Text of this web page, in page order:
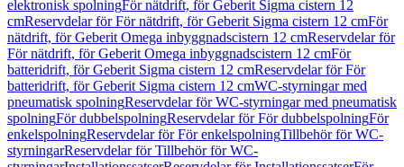
elektronisk spolningFör nätdrift, för Geberit Sigma cistern 12
cmReservdelar för För nätdrift, för Geberit Sigma cistern 12 cmFör
nätdrift, för Geberit Omega inbyggnadscistern 12 cmReservdelar för
För nätdrift, för Geberit Omega inbyggnadscistern 12 cmFör
batteridrift, för Geberit Sigma cistern 12 cmReservdelar för För
batteridrift, för Geberit Sigma cistern 12 cmWC-styrningar med
pneumatisk spolningReservdelar för WC-styrningar med pneumatisk
spolningFör dubbelspolningReservdelar för För dubbelspolningFör
enkelspolningReservdelar för För enkelspolningTillbehör för WC-
styrningarReservdelar för Tillbehör för WC-